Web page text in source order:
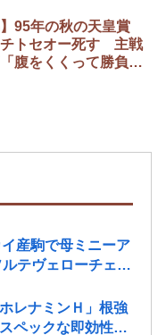
】95年の秋の天皇賞
トセオー死す 主戦
腹をくくって勝負に
イ産駒で母ミニーア
テヴェローチェの
レナミンＨ」根強
ペックな即効性と